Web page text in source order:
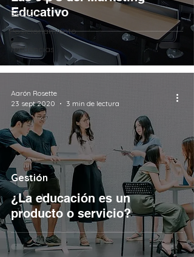
Gestión
Posicionamiento
Tendencias
Educativo
¿La educación es un
producto o servicio?
Gestión
Aarón Rosette
23 sept 2020
3 min de lectura